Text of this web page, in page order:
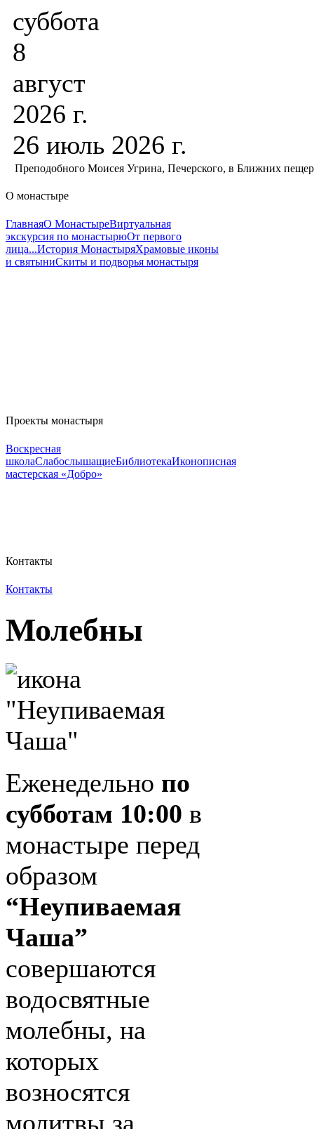
суббота
8
август
2026 г.
26 июль 2026 г.
Преподобного Моисея Угрина, Печерского, в Ближних
О монастыре
ГлавнаяО МонастыреВиртуальная
экскурсия по монастырюОт первого
лица...История МонастыряХрамовые иконы
и святыниСкиты и подворья монастыря
Проекты монастыря
Воскресная
школаСлабослышащиеБиблиотекаИконописная
мастерская «Добро»
Контакты
Контакты
Молебны
Еженедельно по
субботам 10:00 в
монастыре перед
образом
“Неупиваемая
Чаша”
совершаются
водосвятные
молебны, на
которых
возносятся
молитвы за